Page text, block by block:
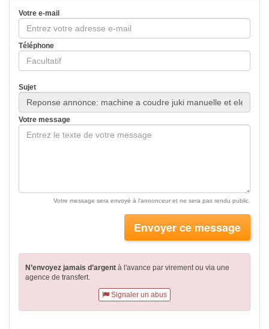
Votre e-mail
Téléphone
Sujet
Votre message
Votre message sera envoyé à l'annonceur et ne sera pas rendu public.
Envoyer ce message
N’envoyez jamais d’argent à l'avance par virementou via une
agence de transfert.
Signaler un abus